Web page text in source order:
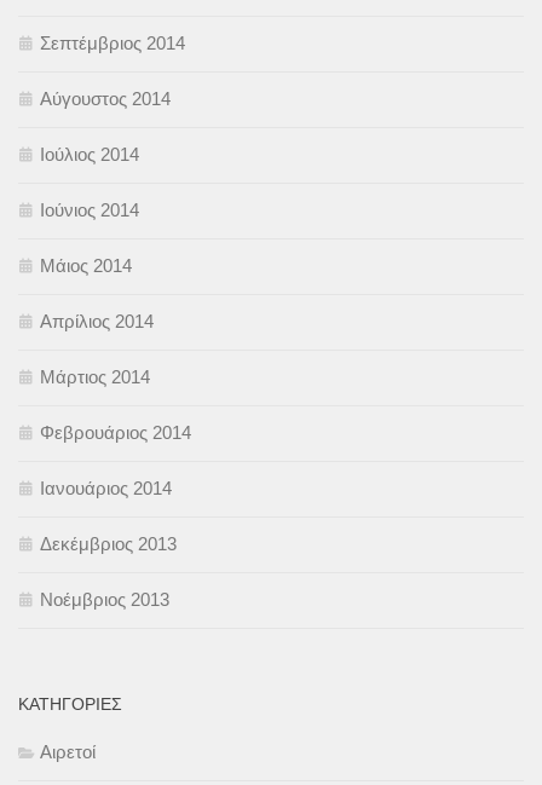
Σεπτέμβριος 2014
Αύγουστος 2014
Ιούλιος 2014
Ιούνιος 2014
Μάιος 2014
Απρίλιος 2014
Μάρτιος 2014
Φεβρουάριος 2014
Ιανουάριος 2014
Δεκέμβριος 2013
Νοέμβριος 2013
KΑΤΗΓΟΡΊΕΣ
Αιρετοί